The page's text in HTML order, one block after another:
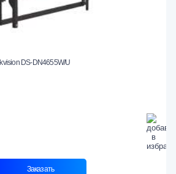
DS-DN4655W/U
Заказать